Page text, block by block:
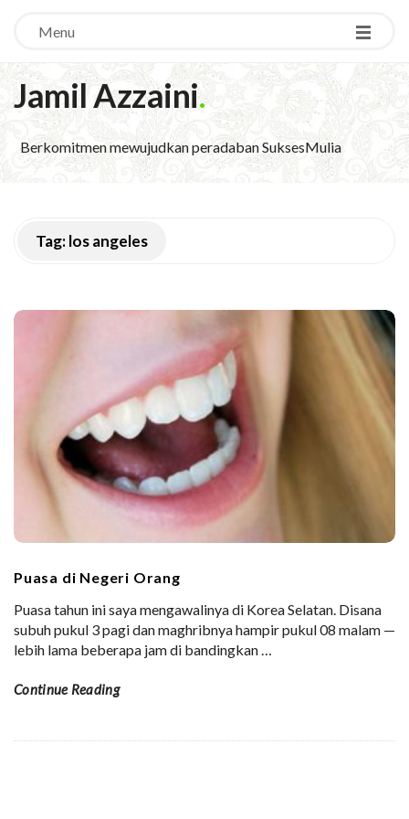
Menu
Jamil Azzaini.
Berkomitmen mewujudkan peradaban SuksesMulia
Tag:los angeles
Puasa di Negeri Orang
Puasa tahun ini saya mengawalinya di Korea Selatan. Disana
subuh pukul 3 pagi dan maghribnya hampir pukul 08 malam —
lebih lama beberapa jam di bandingkan…
Continue Reading